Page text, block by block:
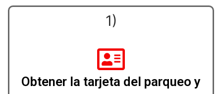
1)
Obtener la tarjeta del parqueo y